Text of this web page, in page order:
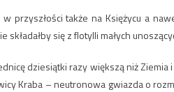
przyszłości także na Księżycu a
się z flotylli małych
dziesiątki razy większą niż Ziemia
Kraba – neutronowa gwiazda o